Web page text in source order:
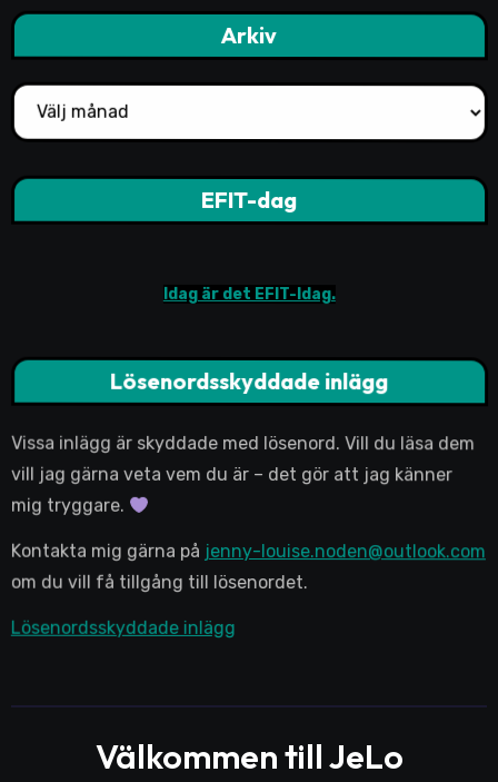
Arkiv
Arkiv
EFIT-dag
Idag är det EFIT-Idag.
Lösenordsskyddade inlägg
Vissa inlägg är skyddade med lösenord. Vill du läsa dem
vill jag gärna veta vem du är – det gör att jag känner
mig tryggare.
Kontakta mig gärna på jenny-louise.noden@outlook.com
om du vill få tillgång till lösenordet.
Lösenordsskyddade inlägg
Välkommen till JeLo